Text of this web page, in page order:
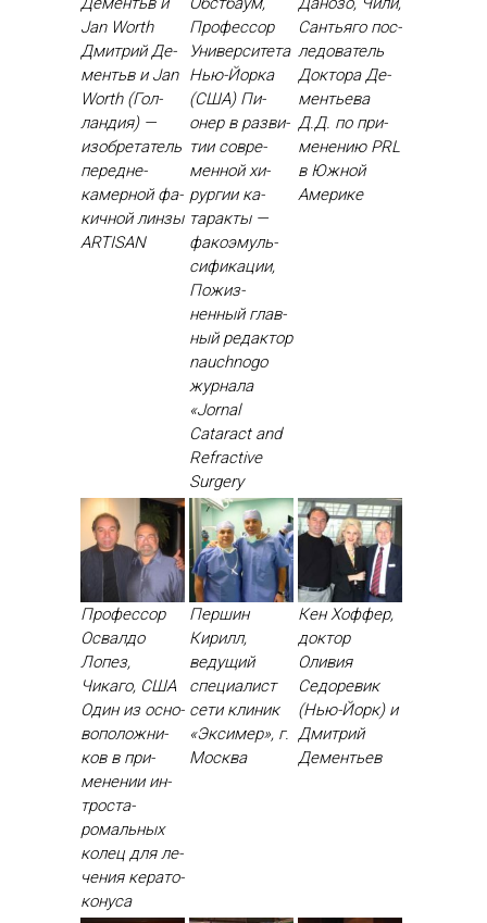
Jan Worth
Дмит­рий Де­
ментьв и Jan
Worth (Гол­
ландия) —
изоб­ре­татель
пе­ред­не­
камер­ной фа­
кич­ной лин­зы
ARTISAN
Профессор
Университета
Нью-Йорка
(США) Пи­
онер в раз­ви­
тии сов­ре­
мен­ной хи­
рур­гии ка­
тарак­ты —
фа­ко­эмуль­
си­фика­ции,
По­жиз­
ненный глав­
ный ре­дак­тор
nauchnogo
жур­на­ла
«Jornal
Cataract and
Refractive
Surgery
Сантьяго пос­
ле­дова­тель
Док­то­ра Де­
менть­ева
Д.Д. по при­
мене­нию PRL
в Юж­ной
Аме­рике
Профессор
Освалдо
Лопез,
Чикаго, США
Один из ос­но­
вопо­лож­ни­
ков в при­
мене­нии ин­
трос­та­
ромаль­ных
ко­лец для ле­
чения ке­рато­
кону­са
Першин
Кирилл,
ведущий
специалист
сети клиник
«Эксимер», г.
Москва
Кен Хоффер,
доктор
Оливия
Седоревик
(Нью-Йорк) и
Дмитрий
Дементьев